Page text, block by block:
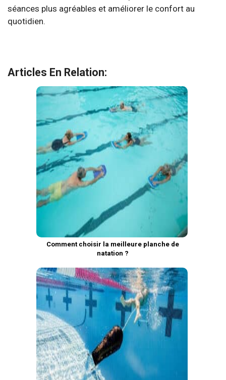
séances plus agréables et améliorer le confort au
quotidien.
Articles En Relation:
Comment choisir la meilleure planche de
natation ?